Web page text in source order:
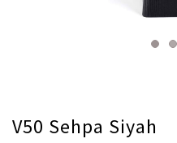
V50 Sehpa Siyah